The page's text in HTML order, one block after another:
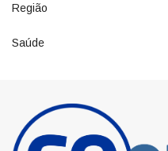
Região
Saúde